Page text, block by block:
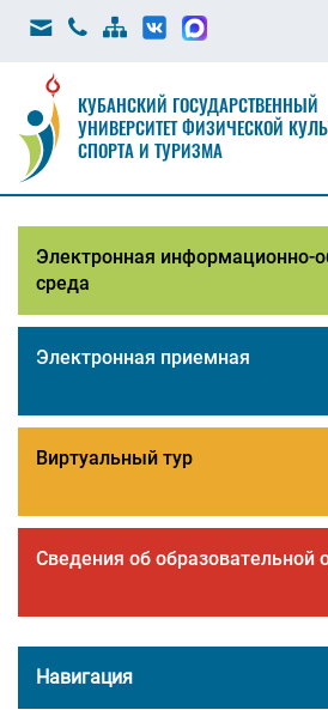
КУБАНСКИЙ ГОСУДАРСТВЕННЫЙ
УНИВЕРСИТЕТ ФИЗИЧЕСКОЙ
СПОРТА И ТУРИЗМА
Электронная информационно-
среда
Электронная приемная
Виртуальный тур
Сведения об образовательной
Навигация